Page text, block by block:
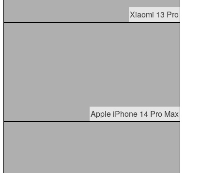
Xiaomi 13 Pro
Apple iPhone 14 Pro Max